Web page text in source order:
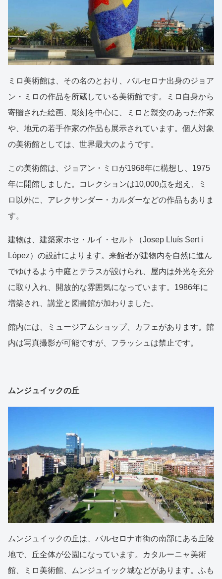
ミロ美術館は、その名のとおり、バルセロナ出身のジョア
ン・ミロの作品を所蔵している美術館です。ミロ自身から
寄贈された絵画、彫刻を中心に、ミロと親交のあった作家
や、地元の若手作家の作品も展示されています。個人対象
の美術館としては、世界最大のようです。
この美術館は、ジョアン・ミロが1968年に構想し、1975
年に開館しました。コレクションは10,000点を超え、ミ
ロ以外に、アレクサンダー・カルダーなどの作品もありま
す。
建物は、建築家ホセ・ルイ・セルト（Josep Lluís Sert i
López）の設計によります。来館者が建物内を自然に進ん
でゆけるよう中庭とテラスが設けられ、屋内は外光を充分
に取り入れ、開放的な雰囲気になっています。1986年に
増築され、講堂と図書館が加わりました。
館内には、ミュージアムショップ、カフェがあります。館
内は写真撮影が可能ですが、フラッシュは禁止です。
ムンジュイックの丘
ムンジュイックの丘は、バルセロナ市街の南部にある丘陵
地で、丘全体が公園になっています。カタルーニャ美術
館、ミロ美術館、ムンジュイック城などがあります。ふも